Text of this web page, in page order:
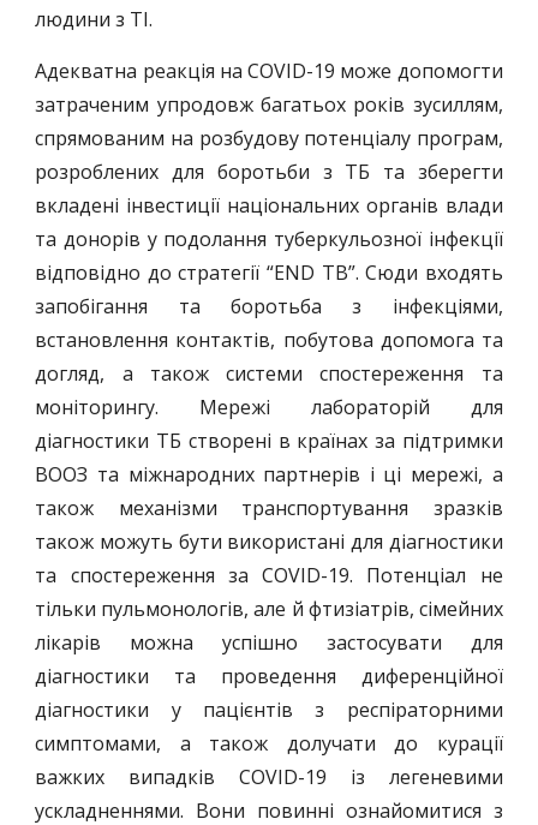
людини з ТІ.
Адекватна реакція на COVID-19 може допомогти
затраченим упродовж багатьох років зусиллям,
спрямованим на розбудову потенціалу програм,
розроблених для боротьби з ТБ та зберегти
вкладені інвестиції національних органів влади
та донорів у подолання туберкульозної інфекції
відповідно до стратегії “END TB”. Сюди входять
запобігання та боротьба з інфекціями,
встановлення контактів, побутова допомога та
догляд, а також системи спостереження та
моніторингу. Мережі лабораторій для
діагностики ТБ створені в країнах за підтримки
ВООЗ та міжнародних партнерів і ці мережі, а
також механізми транспортування зразків
також можуть бути використані для діагностики
та спостереження за COVID-19. Потенціал не
тільки пульмонологів, але й фтизіатрів, сімейних
лікарів можна успішно застосувати для
діагностики та проведення диференційної
діагностики у пацієнтів з респіраторними
симптомами, а також долучати до курації
важких випадків COVID-19 із легеневими
ускладненнями. Вони повинні ознайомитися з